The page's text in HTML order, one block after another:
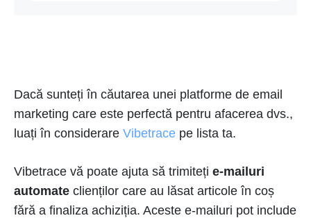
Dacă sunteți în căutarea unei platforme de email
marketing care este perfectă pentru afacerea dvs.,
luați în considerare Vibetrace pe lista ta.
Vibetrace vă poate ajuta să trimiteți e-mailuri
automate clienților care au lăsat articole în coș
fără a finaliza achiziția. Aceste e-mailuri pot include